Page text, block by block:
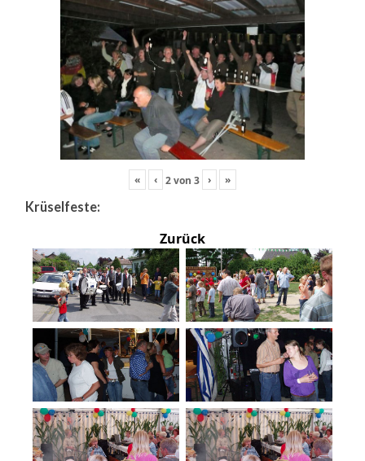
« ‹ 2von 3 › »
Krüselfeste:
Zurück